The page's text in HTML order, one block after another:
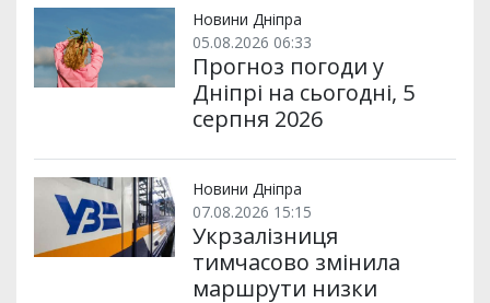
и k m p
Новини Дніпра
05.08.2026 06:33
Прогноз погоди у
Дніпрі на сьогодні, 5
серпня 2026
Новини Дніпра
07.08.2026 15:15
Укрзалізниця
тимчасово змінила
маршрути низки